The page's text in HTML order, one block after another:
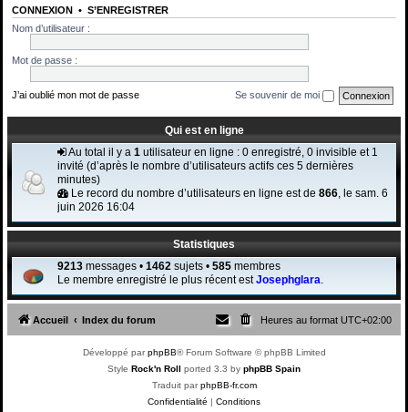
CONNEXION • S’ENREGISTRER
Nom d’utilisateur :
Mot de passe :
J’ai oublié mon mot de passe Se souvenir de moi
Qui est en ligne
Au total il y a 1 utilisateur en ligne : 0 enregistré, 0 invisible et 1
invité (d’après le nombre d’utilisateurs actifs ces 5 dernières
minutes)
Le record du nombre d’utilisateurs en ligne est de 866 , le sam. 6
juin 2026 16:04
Statistiques
9213 messages • 1462 sujets • 585 membres
Le membre enregistré le plus récent estJosephglara
Accueil Index du forum Heures au format UTC+02:00
Développé parphpBB® Forum Software © phpBB Limited
Style Rock'n Roll ported 3.3 by phpBB Spain
Traduit parphpBB-fr.com
Confidentialité | Conditions